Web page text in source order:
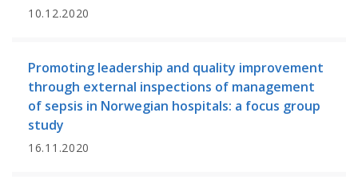
10.12.2020
Promoting leadership and quality improvement
through external inspections of management
of sepsis in Norwegian hospitals: a focus group
study
16.11.2020